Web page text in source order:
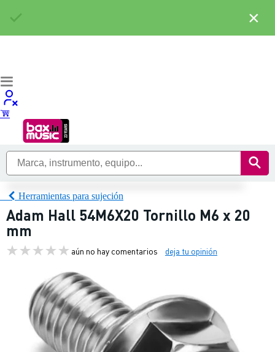
Herramientas para sujeción
Adam Hall 54M6X20 Tornillo M6 x 20
mm
aún no hay comentarios deja tu opinión
×